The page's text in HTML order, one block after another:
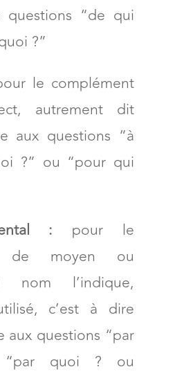
questions “de qui
?”
le complément
autrement dit
aux questions “à
?” ou “pour qui
: pour le
de moyen ou
nom l’indique,
c’est à dire
aux questions “par
quoi ? ou